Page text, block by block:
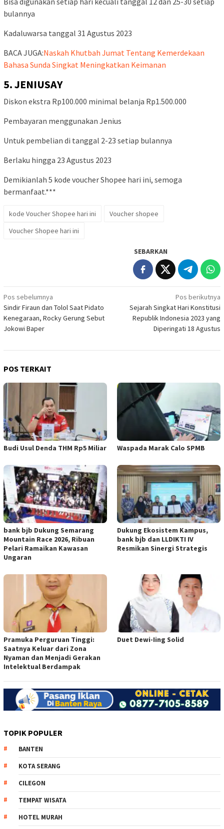
bulannya
Kadaluwarsa tanggal 31 Agustus 2023
BACA JUGA:Naskah Khutbah Jumat Tentang Kemerdekaan
Bahasa Sunda Singkat Meningkatkan Keimanan
5. JENIUSAY
Diskon ekstra Rp100.000 minimal belanja Rp1.500.000
Pembayaran menggunakan Jenius
Untuk pembelian di tanggal 2-23 setiap bulannya
Berlaku hingga 23 Agustus 2023
Demikianlah 5 kode voucher Shopee hari ini, semoga
bermanfaat.***
kode Voucher Shopee hari ini
Voucher shopee
Voucher Shopee hari ini
SEBARKAN
Navigasi
pos
Pos sebelumnya
Sindir Firaun dan Tolol Saat Pidato
Kenegaraan, Rocky Gerung Sebut
Jokowi Baper
Pos berikutnya
Sejarah Singkat Hari Konstitusi
Republik Indonesia 2023 yang
Diperingati 18 Agustus
POS TERKAIT
Budi Usul Denda THM Rp5 Miliar Waspada Marak Calo SPMB
bank bjb Dukung Semarang
Mountain Race 2026, Ribuan
Pelari Ramaikan Kawasan
Ungaran
Dukung Ekosistem Kampus,
bank bjb dan LLDIKTI IV
Resmikan Sinergi Strategis
Pramuka Perguruan Tinggi:
Saatnya Keluar dari Zona
Nyaman dan Menjadi Gerakan
Intelektual Berdampak
Duet Dewi-Iing Solid
TOPIK POPULER
BANTEN
KOTA SERANG
CILEGON
TEMPAT WISATA
HOTEL MURAH